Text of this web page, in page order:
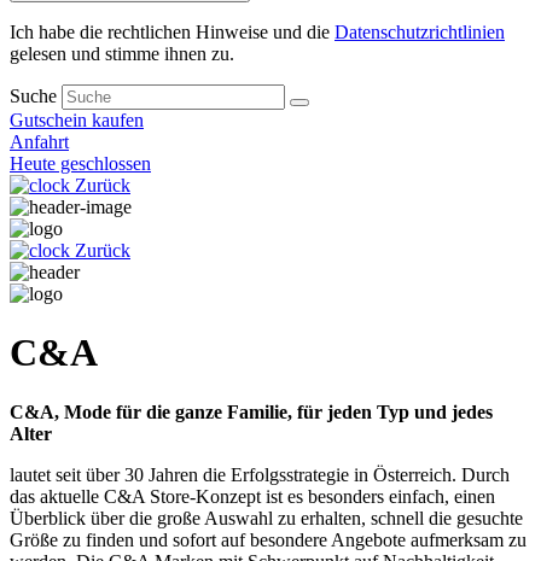
Ich habe die rechtlichen Hinweise und die Datenschutzrichtlinien
gelesen und stimme ihnen zu.
Suche
Gutschein kaufen
Anfahrt
Heute geschlossen
Zurück
Zurück
C&A
C&A, Mode für die ganze Familie, für jeden Typ und jedes
Alter
lautet seit über 30 Jahren die Erfolgsstrategie in Österreich. Durch
das aktuelle C&A Store-Konzept ist es besonders einfach, einen
Überblick über die große Auswahl zu erhalten, schnell die gesuchte
Größe zu finden und sofort auf besondere Angebote aufmerksam zu